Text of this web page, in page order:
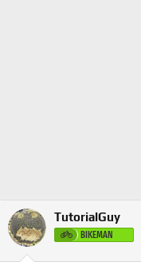
TutorialGuy
BIKEMAN